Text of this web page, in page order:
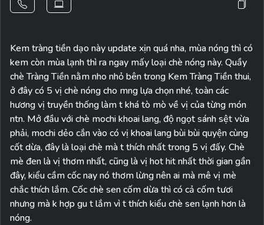
Kem tràng tiền dạo này update xịn quá nha, mùa nóng thì có
kem còn mùa lạnh thì ra ngay mấy loại chè nóng này. Quầy
chè Tràng Tiền nằm nho nhỏ bên trong Kem Tràng Tiền thui,
ở đây có 5 vị chè nóng cho mng lựa chọn nhé, toàn các
hương vị truyền thống làm t khá tò mò về vị của từng món
ntn. Mở đầu với chè mochi khoai lang, độ ngọt sánh sệt vừa
phải, mochi dẻo cắn vào có vị khoai lang bùi bùi quyện cùng
cốt dừa, đây là loại chè mà t thích nhất trong 5 vị đấy. Chè
mè đen là vị thơm nhất, cũng là vị hot hit nhất thời gian gần
đây, kiểu cầm cốc nay nó thơm lừng nên ai mà mê vị mè
chắc thích lắm. Cốc chè sen cốm dừa thì có cả cốm tươi
nhưng mà k hợp gu t lắm vì t thích kiểu chè sen lạnh hơn là
nóng.